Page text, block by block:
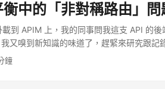
中的「非對稱路由」問
到 APIM 上，我的同事問我這支 API 的
又嗅到新知識的味道了，趕緊來研究跟記
指，每個 TCP 連線都是透過四個關鍵資
鐘